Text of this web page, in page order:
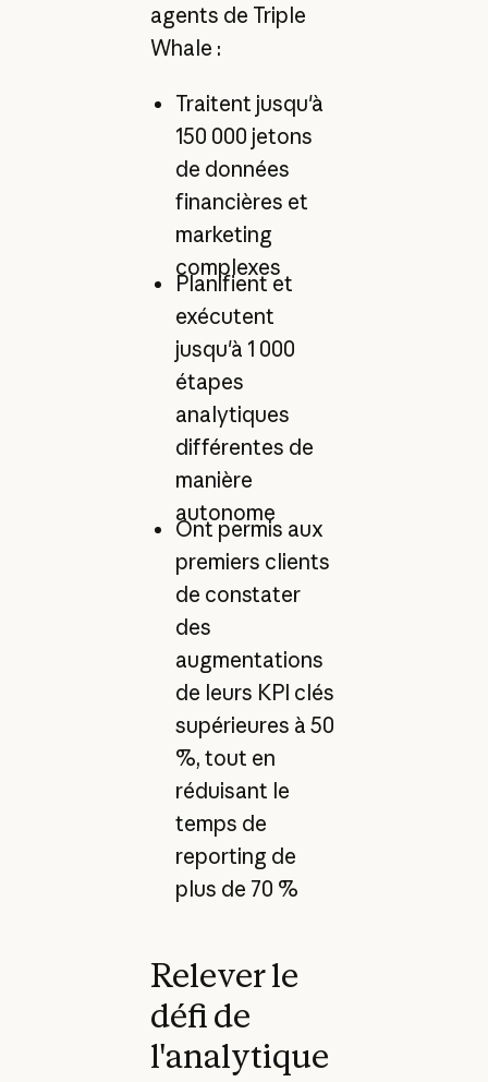
agents de Triple
Whale :
Traitent jusqu'à
150 000 jetons
de données
financières et
marketing
complexes
Planifient et
exécutent
jusqu'à 1 000
étapes
analytiques
différentes de
manière
autonome
Ont permis aux
premiers clients
de constater
des
augmentations
de leurs KPI clés
supérieures à 50
%, tout en
réduisant le
temps de
reporting de
plus de 70 %
Relever le
défi de
l'analytique